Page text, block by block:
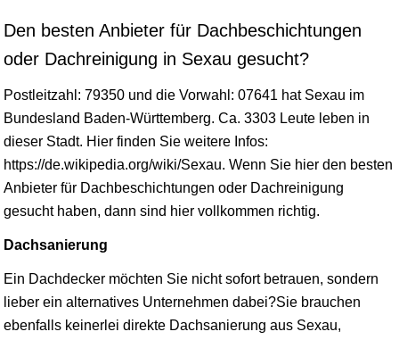
Den besten Anbieter für Dachbeschichtungen
oder Dachreinigung in Sexau gesucht?
Postleitzahl: 79350 und die Vorwahl: 07641 hat Sexau im
Bundesland Baden-Württemberg. Ca. 3303 Leute leben in
dieser Stadt. Hier finden Sie weitere Infos:
https://de.wikipedia.org/wiki/Sexau. Wenn Sie hier den besten
Anbieter für Dachbeschichtungen oder Dachreinigung
gesucht haben, dann sind hier vollkommen richtig.
Dachsanierung
Ein Dachdecker möchten Sie nicht sofort betrauen, sondern
lieber ein alternatives Unternehmen dabei?Sie brauchen
ebenfalls keinerlei direkte Dachsanierung aus Sexau,